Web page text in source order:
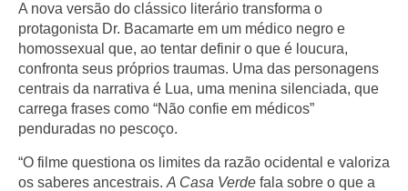
A nova versão do clássico literário transforma o
protagonista Dr. Bacamarte em um médico negro e
homossexual que, ao tentar definir o que é loucura,
confronta seus próprios traumas. Uma das personagens
centrais da narrativa é Lua, uma menina silenciada, que
carrega frases como “Não confie em médicos”
penduradas no pescoço.
“O filme questiona os limites da razão ocidental e valoriza
os saberes ancestrais. A Casa Verde fala sobre o que a